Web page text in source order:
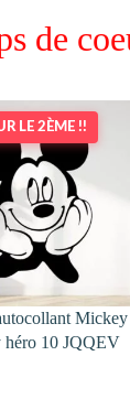
de
LE 2ÈME !!
Mickey
héro 10 JQQEV